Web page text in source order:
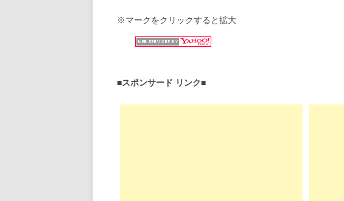
※マークをクリックすると拡大
■スポンサード リンク■